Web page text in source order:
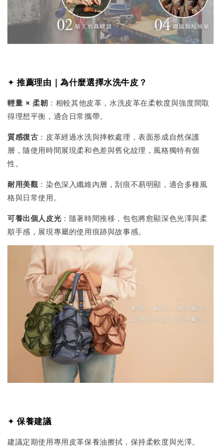
✦ 推薦理由｜為什麼選擇水洗牛皮？
輕量 × 柔韌 ：相較其他皮革，水洗皮革在柔軟度與強度間取
得理想平衡，適合日常攜帶。
質感復古 ：皮革經過水洗與摔軟處理，表面形成自然保護
層，隨使用時間展現柔和色差與舊化紋理，風格獨特有個
性。
耐用美觀：染色深入纖維內層，刮痕不易明顯，適合多種風
格與日常使用。
可養出個人皮光 ：隨著時間推移，包包將愈顯深色光澤與柔
順手感，展現專屬的使用痕跡與故事感。
✦ 保養建議
建議定期使用專用皮革保養油擦拭，保持柔軟度與光澤。